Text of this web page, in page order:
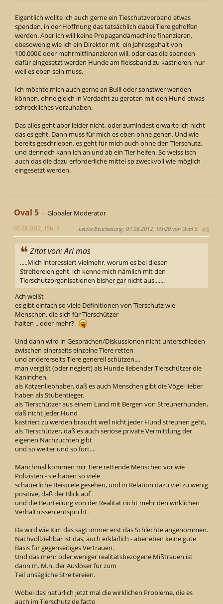
Eigentlich wollte ich auch gerne ein Tieschutzverband etwas
spenden, in der Hoffnung das tatsächlich dabei Tiere geholfen
werden. Aber ich will keine Propagandamachine finanzieren,
ebesowenig wie ich ein Direktor mit ein Jahresgehalt von
100.000€ oder mehrmitfinanzieren will, oder das die spenden
dafür eingesetzt werden Hunde am fleissband zu kastrieren, nur
weil es eben sein muss.
Ich möchte mich auch gerne an Bulli oder sonstwer wenden
können, ohne gleich in Verdacht zu geraten mit den Hund etwas
schreckliches vorzuhaben.
Das alles geht aber leider nicht, oder zumindest erwarte ich nicht
das es geht. Dann muss für mich es eben ohne gehen. Und wie
bereits geschrieben, es geht für mich auch ohne den Tierschutz,
und dennoch kann ich an und ab ein Tier helfen. So weiss isch
auch das die dazu erforderliche mittel sp zweckvoll wie möglich
eingesetzt werden.
Oval 5
Globaler Moderator
#5
07.08.2012, 15h12 Letzte Bearbeitung: 07.08.2012, 15h20 von Oval 5
Zitat von: Ari mas
.....Mich interessiert vielmehr, worum es bei diesen
Streitereien geht, ich kenne mich nämlich mit den
Tierschutzorganisationen bisher gar nicht aus.......
Ach weißt -
es gibt einfach so viele Definitionen von Tierschutz wie
Menschen, die sich für Tierschützer
halten .. oder mehr?
Und dann wird in Gesprächen/Diskussionen nicht unterschieden
zwischen einerseits einzelne Tiere retten
und andererseits Tiere generell schützen....
man vergißt (oder negiert) als Hunde liebender Tierschützer die
Kaninchen,
als Katzenliebhaber, daß es auch Menschen gibt die Vögel lieber
haben als Stubentieger,
als Tierschützer aus einem Land mit Bergen von Streunerhunden,
daß nicht jeder Hund
kastriert zu werden braucht weil nicht jeder Hund streunen geht,
als Tierschützer, daß es auch seriöse private Vermittlung der
eigenen Nachzuchten gibt
und so weiter und so fort....
Manchmal kommen mir Tiere rettende Menschen vor wie
Polizisten - sie haben so viele
schauerliche Beispiele gesehen, und in Relation dazu viel zu wenig
positive, daß der Blick auf
und die Beurteilung von der Realität nicht mehr den wirklichen
Verhältnissen entspricht.
Da wird wie Kim das sagt immer erst das Schlechte angenommen.
Nachvollziehbar ist das, auch erklärlich - aber eben keine gute
Basis für gegenseitiges Vertrauen.
Und das mehr oder weniger realitätsbezogene Mißtrauen ist
dann m. M.n. der Auslöser für zum
Teil unsägliche Streitereien.
Wobei das natürlich jetzt mal die wirklichen Probleme, die es
auch im Tierschutz de facto